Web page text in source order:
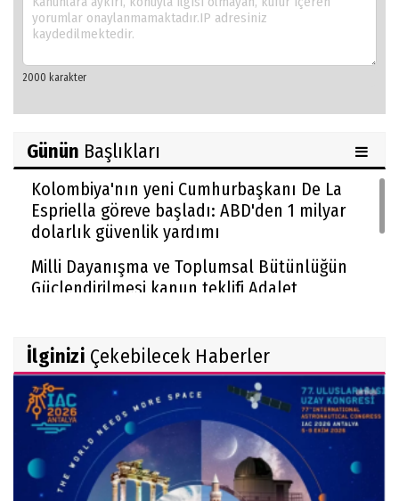
Günün Başlıkları
Kolombiya'nın yeni Cumhurbaşkanı De La
Espriella göreve başladı: ABD'den 1 milyar
dolarlık güvenlik yardımı
Milli Dayanışma ve Toplumsal Bütünlüğün
Güçlendirilmesi kanun teklifi Adalet
McGregor UFC'ye dönüyor
İlginizi Çekebilecek Haberler